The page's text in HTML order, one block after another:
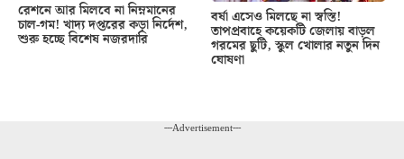
রেশনে আর মিলবে না নিম্নমানের
চাল-গম! খাদ্য দপ্তরের কড়া নির্দেশ,
শুরু হচ্ছে বিশেষ নজরদারি
বর্ষা এসেও মিলছে না স্বস্তি!
তাপপ্রবাহে কয়েকটি জেলায় বাড়ল
গরমের ছুটি, স্কুল খোলার নতুন দিন
ঘোষণা
---Advertisement---